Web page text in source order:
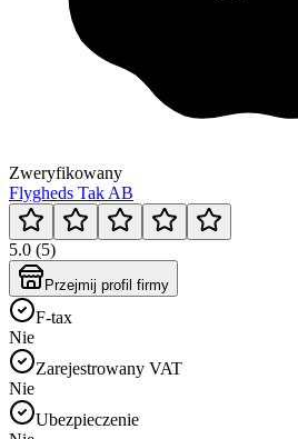
Zweryfikowany
Flygheds Tak AB
5.0 (5)
Przejmij profil firmy
F-tax
Nie
Zarejestrowany VAT
Nie
Ubezpieczenie